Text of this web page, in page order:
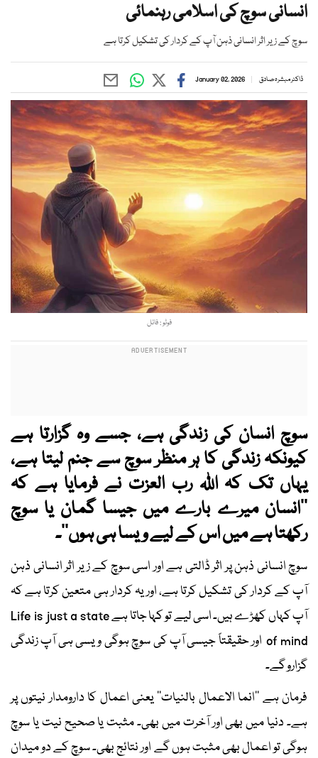
انسانی سوچ کی اسلامی رہنمائی
سوچ کے زیر اثر انسانی ذہن آپ کے کردار کی تشکیل کرتا ہے
ڈاکٹر مبشرہ صادق January 02, 2026
فوٹو : فائل
سوچ انسان کی زندگی ہے، جسے وہ گزارتا ہے
کیونکہ زندگی کا ہر منظر سوچ سے جنم لیتا ہے،
یہاں تک کہ اللہ رب العزت نے فرمایا ہے کہ
’’انسان میرے بارے میں جیسا گمان یا سوچ
رکھتا ہے میں اس کے لیے ویسا ہی ہوں‘‘۔
سوچ انسانی ذہن پر اثر ڈالتی ہے اور اسی سوچ کے زیر اثر انسانی ذہن
آپ کے کردار کی تشکیل کرتا ہے، اور یہ کردار ہی متعین کرتا ہے کہ
آپ کہاں کھڑے ہیں۔ اسی لیے تو کہا جاتا ہے Life is just a state
of mind اور حقیقتاً جیسی آپ کی سوچ ہوگی ویسی ہی آپ زندگی
گزارو گے۔
فرمان ہے ’’انما الاعمال بالنیات‘‘ یعنی اعمال کا دارومدار نیتوں پر
ہے۔ دنیا میں بھی اور آخرت میں بھی۔ مثبت یا صحیح نیت یا سوچ
ہوگی تو اعمال بھی مثبت ہوں گے اور نتائج بھی۔ سوچ کے دو میدان